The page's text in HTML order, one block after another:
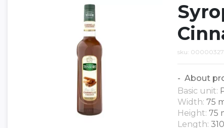
sku:
About
Basic unit:
Width: 75
Height: 75
Length: